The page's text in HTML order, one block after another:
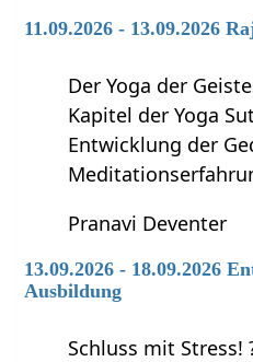
11.09.2026 - 13.09.2026
Der Yoga der
Kapitel der Yoga
Entwicklung der
Pranavi Deventer
13.09.2026 - 18.09.2026
Ausbildung
Schluss mit Stress!